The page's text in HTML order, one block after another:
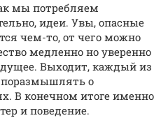
мы потребляем
идеи. Увы, опасные
чем-то, от чего можно
медленно но уверенно
Выходит, каждый из
поразмышлять о
В конечном итоге именно
и поведение.